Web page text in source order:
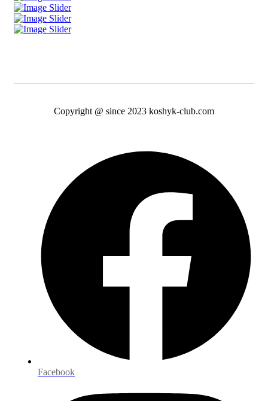
Copyright @ since 2023 koshyk-club.com
Facebook